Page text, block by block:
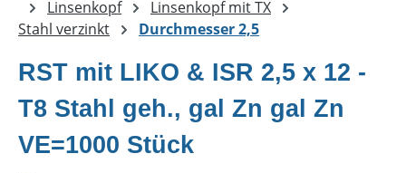
Linsenkopf
Linsenkopf mit TX
Stahl verzinkt
Durchmesser 2,5
RST mit LIKO & ISR 2,5 x 12 -
T8 Stahl geh., gal Zn gal Zn
VE=1000 Stück